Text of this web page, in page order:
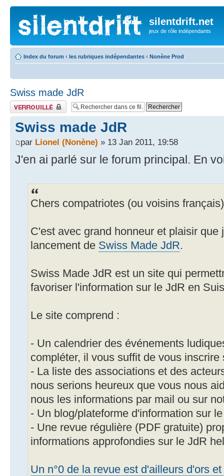
silentdrift.net
jeux de rôle indépendants
Index du forum ‹ les rubriques indépendantes ‹ Nonène Prod
Swiss made JdR
Fil verrouillé
Swiss made JdR
par Lionel (Nonène) » 13 Jan 2011, 19:58
J'en ai parlé sur le forum principal. En
Chers compatriotes (ou voisins
C'est avec grand honneur et plaisir que
lancement de Swiss Made JdR.
Swiss Made JdR est un site qui
favoriser l'information sur le JdR en
Le site comprend :
- Un calendrier des événements
compléter, il vous suffit de vous inscrire
- La liste des associations et des
nous serions heureux que vous nous
nous les informations par mail ou sur
- Un blog/plateforme d'information sur
- Une revue régulière (PDF gratuite)
informations approfondies sur le JdR
Un n°0 de la revue est d'ailleurs d'ors